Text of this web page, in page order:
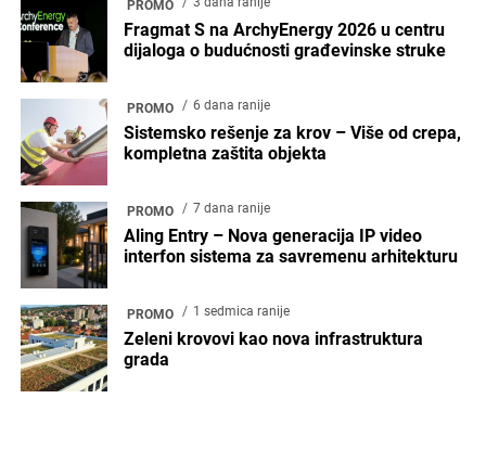
PROMO
Fragmat S na ArchyEnergy 2026 u centru
dijaloga o budućnosti građevinske struke
PROMO 6 dana ranije
Sistemsko rešenje za krov – Više od crepa,
kompletna zaštita objekta
PROMO 7 dana ranije
Aling Entry – Nova generacija IP video
interfon sistema za savremenu arhitekturu
PROMO 1 sedmica ranije
Zeleni krovovi kao nova infrastruktura
grada